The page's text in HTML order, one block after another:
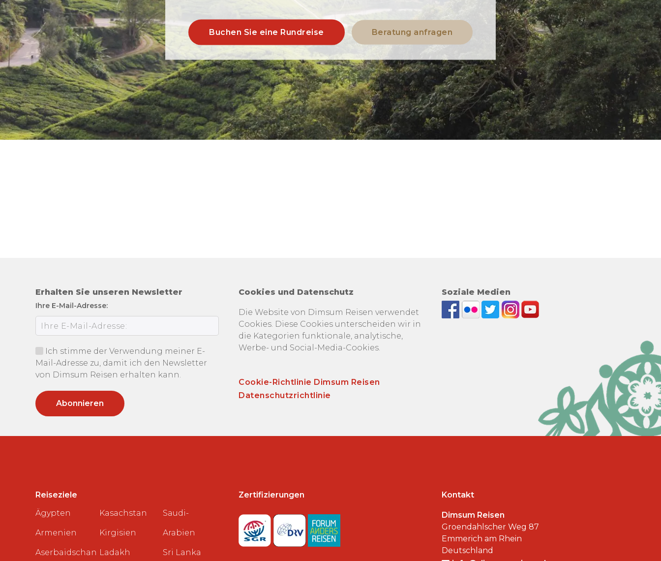
Buchen Sie eine Rundreise Beratung anfragen
Erhalten Sie unseren Newsletter
Ihre E-Mail-Adresse:
Ich stimme der Verwendung meiner E-
Mail-Adresse zu, damit ich den Newsletter
von Dimsum Reisen erhalten kann.
Cookies und Datenschutz
Die Website von Dimsum Reisen verwendet
Cookies. Diese Cookies unterscheiden wir in
die Kategorien funktionale, analytische,
Werbe- und Social-Media-Cookies.
Cookie-Richtlinie Dimsum Reisen
Datenschutzrichtlinie
Soziale Medien
Reiseziele
Ägypten
Armenien
Aserbaidschan
Kasachstan
Kirgisien
Ladakh
Saudi-
Arabien
Sri Lanka
Zertifizierungen Kontakt
Dimsum Reisen
Groendahlscher Weg 87
Emmerich am Rhein
Deutschland